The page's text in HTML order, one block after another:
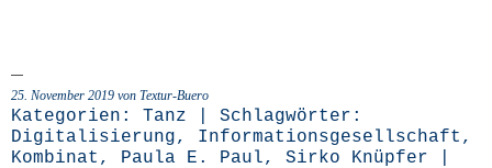
25. November 2019 von Textur-Buero
Kategorien: Tanz | Schlagwörter:
Digitalisierung, Informationsgesellschaft ,
Kombinat , Paula E. Paul, Sirko Knüpfer